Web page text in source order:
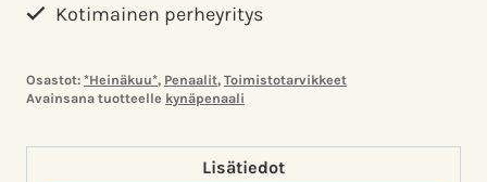
Kotimainen perheyritys
Osastot: *Heinäkuu*, Penaalit, Toimisto­tarvikkeet
Avainsana tuotteelle kynäpenaali
Lisätiedot